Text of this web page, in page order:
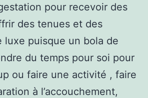
pour recevoir des
des tenues et des
luxe puisque un bola de
du temps pour soi pour
ou faire une activité , faire
à l’accouchement,